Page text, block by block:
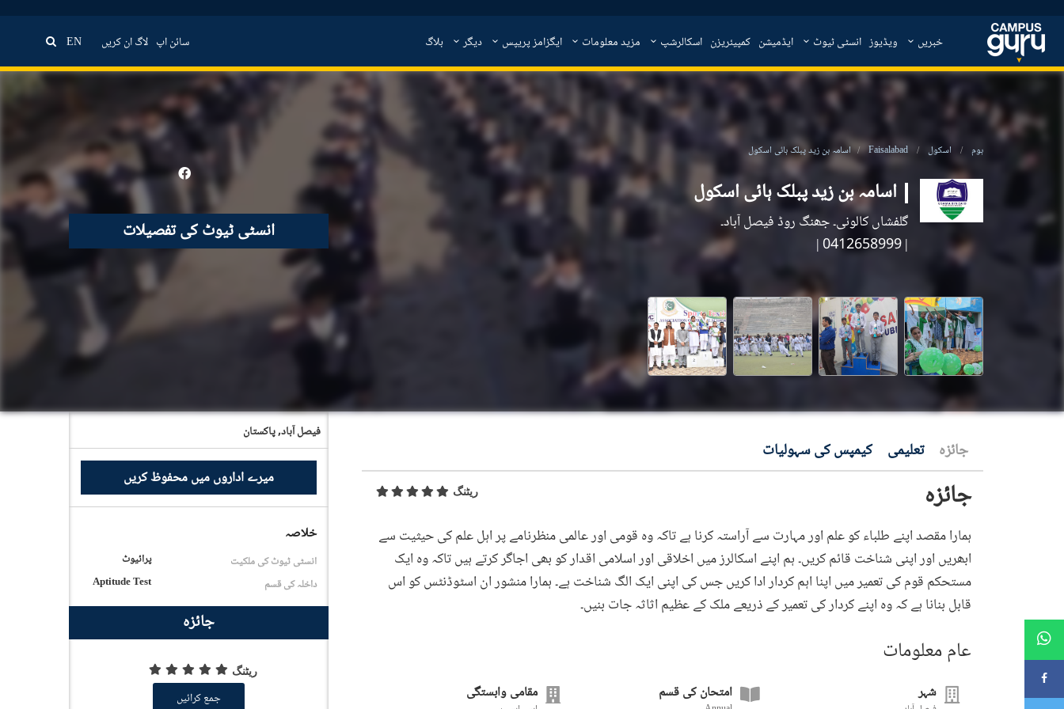
خبریں ویڈیوز انسٹی ٹیوٹ ایڈمیشن کمپیئریزن اسکالرشپ مزید معلومات ایگزامز پریپس دیگر بلاگ سائن اپ لاگ ان کریں EN
ہوم اسکول Faisalabad اسامہ بن زید پبلک ہائی اسکول
اسامہ بن زید پبلک ہائی اسکول
گلفشاں کالونی۔ جھنگ روڈ فیصل آباد۔
| 0412658999
|
جائزہ تعلیمی کیمپس کی سہولیات
جائزہ ریٹنگ
ہمارا مقصد اپنے طلباء کو علم اور مہارت سے آراستہ کرنا ہے تاکہ وہ قومی اور عالمی منظرنامے پر اہل علم کی حیثیت سے
ابھریں اور اپنی شناخت قائم کریں۔ ہم اپنے اسکالرز میں اخلاقی اور اسلامی اقدار کو بھی اجاگر کرتے ہیں تاکہ وہ ایک
مستحکم قوم کی تعمیر میں اپنا اہم کردار ادا کریں جس کی اپنی ایک الگ شناخت ہے۔ ہمارا منشور ان اسٹوڈنٹس کو اس
قابل بنانا ہے کہ وہ اپنے کردار کی تعمیر کے ذریعے ملک کے عظیم اثاثہ جات بنیں۔
عام معلومات
شہر امتحان کی قسم مقامی وابستگی
انسٹی ٹیوٹ کی تفصیلات
فيصل آباد,پاکستان
میرے اداروں میں محفوظ کریں
خلاصہ
انسٹی ٹیوٹ کی ملکیت
پرائیوٹ
داخلہ کی قسم
Aptitude Test
جائزہ
ریٹنگ
جمع کرائیں